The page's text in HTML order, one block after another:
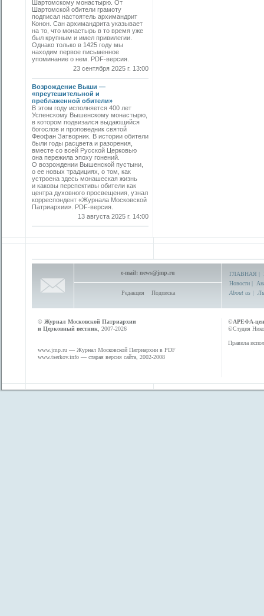
Шартомскому монастырю. От
Шартомской обители грамоту
подписал настоятель архимандрит
Конон. Сан архимандрита указывает
на то, что монастырь в то время уже
был крупным и имел привилегии.
Однако только в 1425 году мы
находим первое письменное
упоминание о нем. PDF-версия.
23 сентября 2025 г. 13:00
Возрождение Выши —
«преутешительной и
преблаженной обители»
В этом году исполняется 400 лет
Успенскому Вышенскому монастырю,
в котором подвизался выдающийся
богослов и проповедник святой
Феофан Затворник. В истории обители
были годы расцвета и разорения,
вместе со всей Русской Церковью
она пережила эпоху гонений.
О возрождении Вышенской пустыни,
о ее новых традициях, о том, как
устроена здесь монашеская жизнь
и каковы перспективы обители как
центра духовного просвещения, узнал
корреспондент «Журнала Московской
Патриархии». PDF-версия.
13 августа 2025 г. 14:00
e-mail: news@jmp.ru
Редакция Подписка
ГЛАВНАЯ |
Новости |
About us |
© Журнал Московской Патриархии
и Церковный вестник , 2007-2026
www.jmp.ru — Журнал Московской Патриархии в PDF
www.tserkov.info — старая версия сайта, 2002-2008
©АРЕФА-
©Студия
Правила